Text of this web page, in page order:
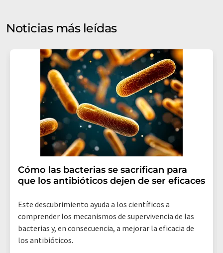
electrónico a efectos publicitarios o de investigación de
mercado y opinión. Puede revocar en todo momento su
de indicar los motivos informando por correo postal a
LUMITOS AG, Ernst-Augustin-Str. 2, 12489 Berlín
(Alemania) o por correo electrónico a
revoke@lumitos.com . Además, en cada correo
electrónico se incluye un enlace para anular la
suscripción al boletín informativo correspondiente.
Noticias más leídas
Cómo las bacterias se sacrifican para
que los antibióticos dejen de ser eficaces
Este descubrimiento ayuda a los científicos a
comprender los mecanismos de supervivencia de las
bacterias y, en consecuencia, a mejorar la eficacia de
los antibióticos.